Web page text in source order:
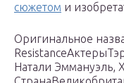
сюжетом и
Оригинальное
Натали Эммануэль,